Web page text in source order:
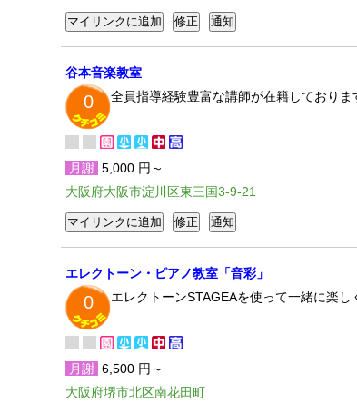
谷本音楽教室
0 全員指導経験豊富な講師が在籍しており
月謝 5,000 円～
大阪府大阪市淀川区東三国3-9-21
エレクトーン・ピアノ教室「音彩」
0 エレクトーンSTAGEAを使って一緒に楽
月謝 6,500 円～
大阪府堺市北区南花田町